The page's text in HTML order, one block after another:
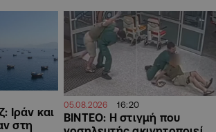
Ιράν και
στη
05.08.2026 16:20
ΒΙΝΤΕΟ: Η στιγμή που